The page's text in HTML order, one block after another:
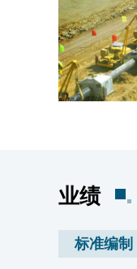
业绩
标准编制